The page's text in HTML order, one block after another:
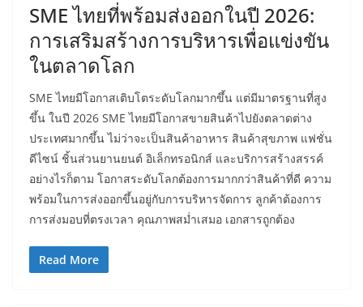
SME ไทยที่พร้อมส่งออกในปี 2026:
การเสริมสร้างการบริหารเพื่อแข่งขัน
ในตลาดโลก
SME ไทยมีโอกาสเติบโตระดับโลกมากขึ้น แต่มีมาตรฐานที่สูง
ขึ้น ในปี 2026 SME ไทยมีโอกาสขายสินค้าไปยังตลาดต่าง
ประเทศมากขึ้น ไม่ว่าจะเป็นสินค้าอาหาร สินค้าสุขภาพ แฟชั่น
ดีไซน์ ชิ้นส่วนยานยนต์ อิเล็กทรอนิกส์ และบริการสร้างสรรค์
อย่างไรก็ตาม โอกาสระดับโลกต้องการมากกว่าสินค้าที่ดี ความ
พร้อมในการส่งออกขึ้นอยู่กับการบริหารจัดการ ลูกค้าต้องการ
การส่งมอบที่ตรงเวลา คุณภาพสม่ำเสมอ เอกสารถูกต้อง
Read More